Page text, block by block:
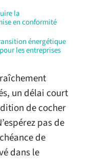
la
en conformité
énergétique
les entreprises
un délai court
de cocher
pas de
de
dans le